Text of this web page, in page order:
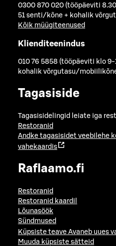
0300 870 020 (tööpäeviti
51 senti/kõne + kohalik
Kõik müügiteenused
Klienditeenindus
010 76 5858 (tööpäeviti klo 9-
kohalik võrgutasu/
Tagasiside
Tagasisidelingid leiate iga
Restoranid
Andke tagasisidet veebilehe
vahekaardis
Raflaamo.fi
Restoranid
Restoranid kaardil
Lõunasöök
Sündmused
Küpsiste teave Avaneb uues
Muuda küpsiste sätteid